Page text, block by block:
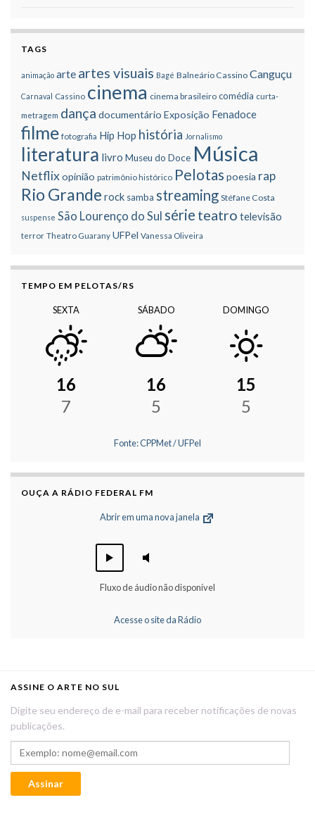
TAGS
animação arte artes visuais Bagé Balneário Cassino Canguçu
Carnaval Cassino cinema cinema brasileiro comédia curta-
metragem dança documentário Exposição Fenadoce
filme fotografia Hip Hop história Jornalismo
literatura livro Museu do Doce Música
Netflixopinião patrimônio histórico Pelotas poesia rap
Rio Grande rock samba streaming Stéfane Costa
suspense São Lourenço do Sul série teatro televisão
terror Theatro Guarany UFPel Vanessa Oliveira
TEMPO EM PELOTAS/RS
SEXTA
16
7
SÁBADO
16
5
DOMINGO
15
5
Fonte: CPPMet / UFPel
OUÇA A RÁDIO FEDERAL FM
Abrir em uma nova janela
Fluxo de áudio não disponível
Acesse o site da Rádio
ASSINE O ARTE NO SUL
Digite seu endereço de e-mail para receber notificações de novas
publicações.
Exemplo: nome@email.com
Assinar